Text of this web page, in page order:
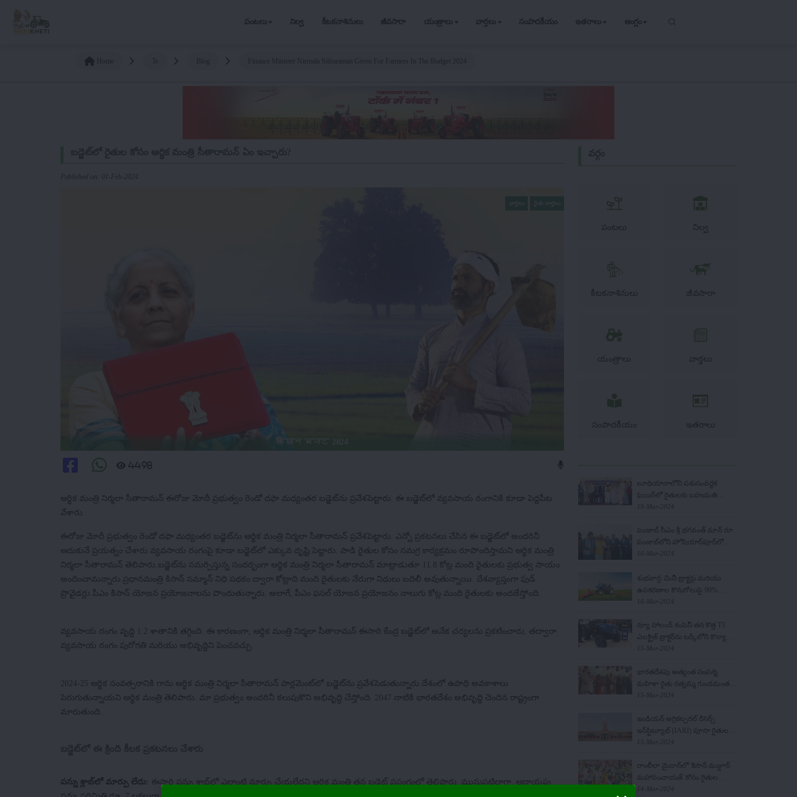
పంటలు నిల్వ కీటకనాశినులు జీవసారా యంత్రాలు వార్తలు సంపాదకీయం ఇతరాలు ఆంగ్లం
Published on: 01-Feb-2024
किसान बजट 2024
4498
ఆర్థిక మంత్రి నిర్మలా సీతారామన్ ఈరోజు మోదీ ప్రభుత్వం రెండో దఫా మధ్యంతర బడ్జెట్‌ను ప్రవేశపెట్టారు. ఈ బడ్జెట్‌లో వ్యవసాయ రంగానికి కూడా పెద్దపీట
వేశారు.
ఈరోజు మోదీ ప్రభుత్వం రెండో దఫా మధ్యంతర బడ్జెట్‌ను ఆర్థిక మంత్రి నిర్మలా సీతారామన్‌ ప్రవేశపెట్టారు. ఎన్నో ప్రకటనలు చేసిన ఈ బడ్జెట్‌లో అందరినీ
ఆదుకునే ప్రయత్నం చేశారు.వ్యవసాయ రంగంపై కూడా బడ్జెట్‌లో ఎక్కువ దృష్టి పెట్టారు. పాడి రైతుల కోసం సమగ్ర కార్యక్రమం రూపొందిస్తామని ఆర్థిక మంత్రి
నిర్మలా సీతారామన్ తెలిపారు.బడ్జెట్‌ను సమర్పిస్తున్న సందర్భంగా ఆర్థిక మంత్రి నిర్మలా సీతారామన్‌ మాట్లాడుతూ 11.8 కోట్ల మంది రైతులకు ప్రభుత్వ సాయం
అందించామన్నారు.ప్రధానమంత్రి కిసాన్ సమ్మాన్ నిధి పథకం ద్వారా కోట్లాది మంది రైతులకు నేరుగా నిధులు బదిలీ అవుతున్నాయి. దేశవ్యాప్తంగా ఫుడ్
ప్రొవైడర్లు పీఎం కిసాన్ యోజన ప్రయోజనాలను పొందుతున్నారు. అలాగే, పీఎం ఫసల్ యోజన ప్రయోజనం నాలుగు కోట్ల మంది రైతులకు అందజేస్తోంది.
వ్యవసాయ రంగం వృద్ధి 1.2 శాతానికి తగ్గింది. ఈ కారణంగా, ఆర్థిక మంత్రి నిర్మలా సీతారామన్ ఈసారి కేంద్ర బడ్జెట్‌లో అనేక చర్యలను ప్రకటించారు, తద్వారా
వ్యవసాయ రంగం పురోగతి మరియు అభివృద్ధిని పెంచవచ్చు.
2024-25 ఆర్థిక సంవత్సరానికి గాను ఆర్థిక మంత్రి నిర్మలా సీతారామన్ పార్లమెంట్‌లో బడ్జెట్‌ను ప్రవేశపెడుతున్నారు.దేశంలో ఉపాధి అవకాశాలు
పెరుగుతున్నాయని ఆర్థిక మంత్రి తెలిపారు. మా ప్రభుత్వం అందరినీ కలుపుకొని అభివృద్ధి చేస్తోంది. 2047 నాటికి భారతదేశం అభివృద్ధి చెందిన రాష్ట్రంగా
మారుతుంది.
పన్ను శ్లాబ్‌లో మార్పు లేదు:
ఈసారి పన్ను శ్లాబ్‌లో ఎలాంటి మార్పు చేయలేదని ఆర్థిక మంత్రి తన బడ్జెట్ ప్రసంగంలో తెలిపారు. మునుపటిలాగా, ఆదాయపు
పంటలు నిల్వ
కీటకనాశినులు జీవసారా
యంత్రాలు వార్తలు
సంపాదకీయం ఇతరాలు
లూథియానాలోని పశుసంవర్ధక
ఫెయిర్‌లో రైతులకు బహుమతి
లభించింది
19-Mar-2024
పంజాబ్ సీఎం శ్రీ భగవంత్ మాన్ రూ.
పంజాబ్‌లోని హోషియార్‌పూర్‌లో
ప్రపంచంలోనే అతిపెద్ద ట్రాక్టర్
సోనాలికా విస్తరణ ప్రణాళికను
ఆవిష్కరించారు.
16-Mar-2024
శుభవార్త: మినీ ట్రాక్టర్లు మరియు
ఉపకరణాల కొనుగోలుపై 90%
సబ్సిడీ
16-Mar-2024
న్యూ హాలండ్ కంపెనీ తన కొత్త T3
ఎలక్ట్రిక్ ట్రాక్టర్‌ను టర్కీలోని కొన్యా
అగ్రికల్చరల్ ఫెయిర్‌లో విడుదల
15-Mar-2024
భారతదేశపు అత్యంత సంపన్న
మహిళా రైతు రత్నమ్మ గుండమంత
కథ15-Mar-2024
ఇండియన్ అగ్రికల్చరల్ రీసెర్చ్
ఇన్‌స్టిట్యూట్ (IARI) పూసా రైతుల
ప్రయోజనాల కోసం పెద్ద అడుగు
15-Mar-2024
రాంలీలా మైదాన్‌లో 'కిసాన్ మజ్దూర్
మహాపంచాయత్' కోసం రైతుల
సమ్మేళనం ప్రారంభమైంది.
14-Mar-2024